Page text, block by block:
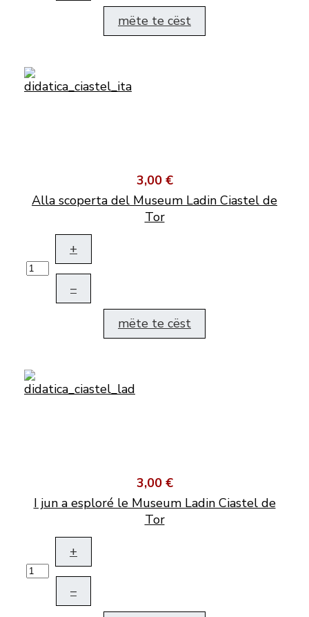
mëte te cëst
3,00 €
Alla scoperta del Museum Ladin Ciastel de
Tor
+
–
mëte te cëst
3,00 €
I jun a esploré le Museum Ladin Ciastel de
Tor
+
–